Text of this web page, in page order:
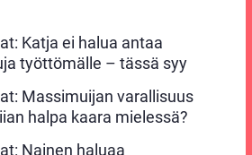
Katja ei halua antaa
työttömälle – tässä syy
Massimuijan varallisuus
halpa kaara mielessä?
Nainen haluaa